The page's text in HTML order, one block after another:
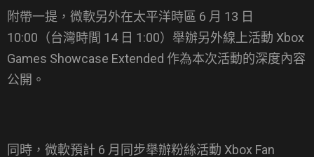
附帶一提，微軟另外在太平洋時區 6 月 13 日
10:00（台灣時間 14 日 1:00）舉辦另外線上活動 Xbox
Games Showcase Extended 作為本次活動的深度內容
公開。
同時，微軟預計 6 月同步舉辦粉絲活動 Xbox Fan